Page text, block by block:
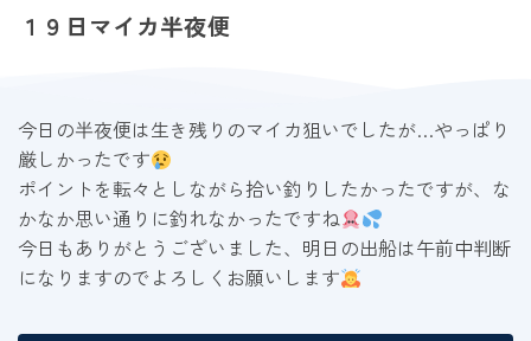
１９日マイカ半夜便
今日の半夜便は生き残りのマイカ狙いでしたが…やっぱり
厳しかったです
ポイントを転々としながら拾い釣りしたかったですが、な
かなか思い通りに釣れなかったですね
今日もありがとうございました、明日の出船は午前中判断
になりますのでよろしくお願いします